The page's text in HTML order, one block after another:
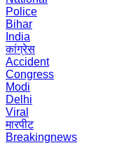
Police
Bihar
India
कांग्रेस
Accident
Congress
Modi
Delhi
Viral
मारपीट
Breakingnews